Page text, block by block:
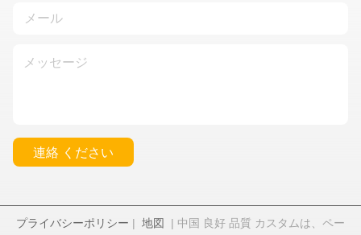
連絡 ください
プライバシーポリシー | 地図
| 中国 良好 品質 カスタムは、ペー